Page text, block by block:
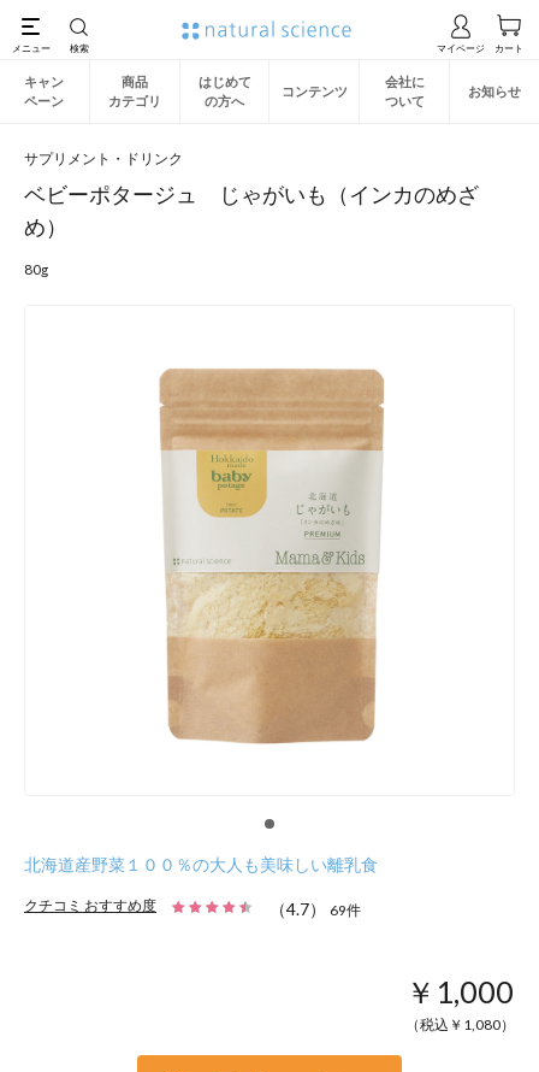
キャン
ペーン
商品
カテゴリ
はじめて
の方へ
コンテンツ
会社に
ついて
お知らせ
サプリメント・ドリンク
ベビーポタージュ じゃがいも（インカのめざ
め）
80g
北海道産野菜１００％の大人も美味しい離乳食
クチコミ おすすめ度 （4.7） 69件
￥1,000
（税込￥ 1,080）